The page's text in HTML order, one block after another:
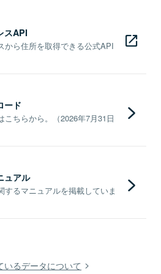
スAPI
から住所を取得できる公式API
ード
ちらから。（2026年7月31日
ュアル
るマニュアルを掲載していま
るデータについて